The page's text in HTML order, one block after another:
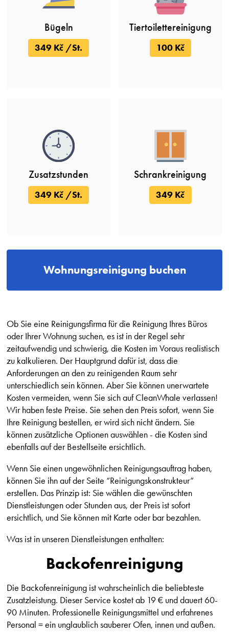
Bügeln
349 Kč /St.
Tiertoilettereinigung
100 Kč
Zusatzstunden
349 Kč /St.
Schrankreinigung
349 Kč
Wohnungsreinigung buchen
Ob Sie eine Reinigungsfirma für die Reinigung Ihres Büros
oder Ihrer Wohnung suchen, es ist in der Regel sehr
zeitaufwendig und schwierig, die Kosten im Voraus realistisch
zu kalkulieren. Der Hauptgrund dafür ist, dass die
Anforderungen an den zu reinigenden Raum sehr
unterschiedlich sein können. Aber Sie können unerwartete
Kosten vermeiden, wenn Sie sich auf CleanWhale verlassen!
Wir haben feste Preise. Sie sehen den Preis sofort, wenn Sie
Ihre Reinigung bestellen, er wird sich nicht ändern. Sie
können zusätzliche Optionen auswählen - die Kosten sind
ebenfalls auf der Bestellseite ersichtlich.
Wenn Sie einen ungewöhnlichen Reinigungsauftrag haben,
können Sie ihn auf der Seite “Reinigungskonstrukteur”
erstellen. Das Prinzip ist: Sie wählen die gewünschten
Dienstleistungen oder Stunden aus, der Preis ist sofort
ersichtlich, und Sie können mit Karte oder bar bezahlen.
Was ist in unseren Dienstleistungen enthalten:
Backofenreinigung
Die Backofenreinigung ist wahrscheinlich die beliebteste
Zusatzleistung. Dieser Service kostet ab 19 € und dauert 60-
90 Minuten. Professionelle Reinigungsmittel und erfahrenes
Personal = ein unglaublich sauberer Ofen, innen und außen.